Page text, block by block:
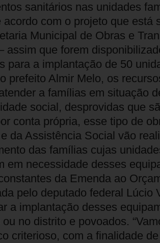
sanitários nas unidades
acordo com o projeto que está
Municipal de Obras e
assim que forem
para a implantação de 50
prefeito Almir Melo, os
a famílias em situação
social, desprovidas que
conta própria, esse tipo de
da Assistência Social vão
das famílias cujas
em necessidade desses
da Emenda ao
pelo deputado federal Lúcio
a implantação desses
no distrito e povoados.
criterioso, com a finalidade